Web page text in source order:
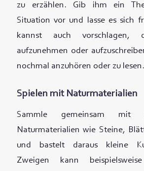
zu erzählen. Gib ihm ein
Situation vor und lasse es sich
kannst auch vorschlagen,
aufzunehmen oder
nochmal anzuhören oder zu lesen.
Spielen mit Naturmaterialien
Sammle gemeinsam mit
Naturmaterialien wie Steine,
und bastelt daraus kleine
Zweigen kann